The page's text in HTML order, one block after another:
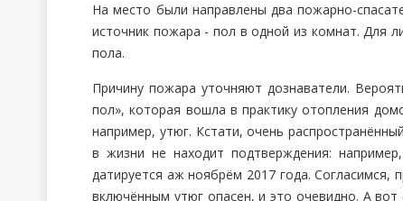
На место были направлены два пожарно-
источник пожара - пол в одной из комнат. Для
пола.
Причину пожара уточняют дознаватели.
пол», которая вошла в практику отопления
например, утюг. Кстати, очень
в жизни не находит подтверждения:
датируется аж ноябрём 2017 года.
включённым утюг опасен, и это очевидно. А